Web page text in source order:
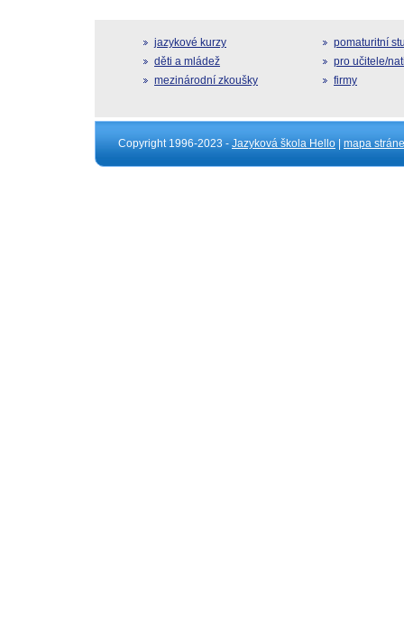
jazykové kurzy
děti a mládež
mezinárodní zkoušky
pomaturitní
pro učitele/
firmy
Copyright 1996-2023 - Jazyková škola Hello mapa